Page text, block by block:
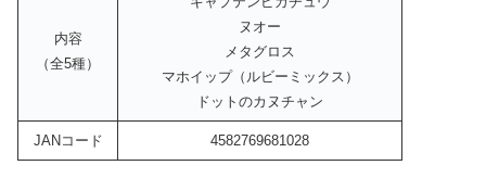
内容
（全5種）
ヌオー
メタグロス
マホイップ（ルビーミックス）
ドットのカヌチャン
JANコード 4582769681028